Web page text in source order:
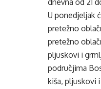
dnevna od 21
U ponedjeljak
pretežno
pretežno
pljuskovi i
područjima
kiša, pljuskovi